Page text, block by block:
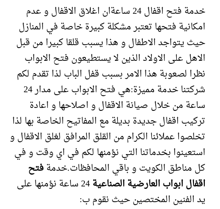
خدمة فتح اقفال 24 ساعةان اغلاق الاقفال و عدم
امكانية فتحها تعتبر مشكلة كبيرة خاصة في المنازل
حيث يتواجد الاطفال و هذا يسبب قلقا كبيرا من قبل
الاهل على الاولاد الذين لا يستطيعون فتح الابواب
نظرا لصعوبة هذا الامر بسبب قفل الباب لذا تقدم لكم
شركتنا خدمة مميزة:هي فتح الابواب على مدار 24
ساعة من خلال صيانة الاقفال و اصلاحها و اعادة
تركيب اقفال جديدة بديلة مع المفاتيح الخاصة بها لذا
تخلصوا عملائنا الكرام من القلق المرافق لغلق الاقفال و
استعينوا بخدماتنا التي نؤمنها لكم في اي وقت و في
كل مناطق الكويت و باقي المحافظات.خدمةفتح
اقفال ابواب العارضية الصناعية
24 ساعة نؤمنها على
يد الفنين المختصين حيث نقوم ب: